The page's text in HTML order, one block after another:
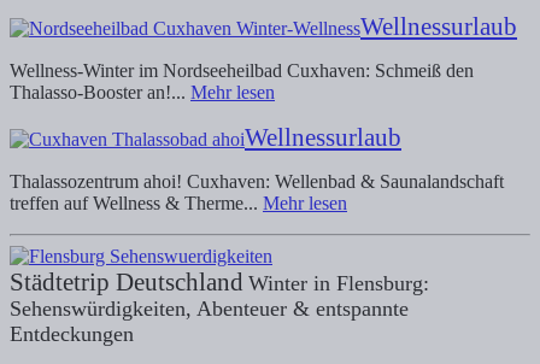
Wellnessurlaub
Wellness-Winter im Nordseeheilbad Cuxhaven: Schmeiß den
Thalasso-Booster an!... Mehr lesen
Wellnessurlaub
Thalassozentrum ahoi! Cuxhaven: Wellenbad & Saunalandschaft
treffen auf Wellness & Therme... Mehr lesen
Städtetrip Deutschland Winter in Flensburg:
Sehenswürdigkeiten, Abenteuer & entspannte
Entdeckungen